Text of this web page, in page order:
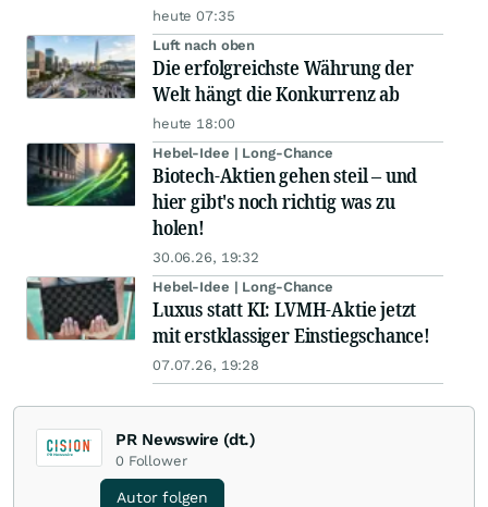
heute 07:35
Luft nach oben
Die erfolgreichste Währung der
Welt hängt die Konkurrenz ab
heute 18:00
Hebel-Idee | Long-Chance
Biotech-Aktien gehen steil – und
hier gibt's noch richtig was zu
holen!
30.06.26, 19:32
Hebel-Idee | Long-Chance
Luxus statt KI: LVMH-Aktie jetzt
mit erstklassiger Einstiegschance!
07.07.26, 19:28
PR Newswire (dt.)
0 Follower
Autor folgen